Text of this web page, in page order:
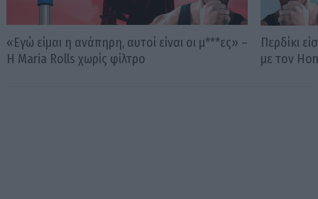
«Εγώ είμαι η ανάπηρη, αυτοί είναι οι μ***ες» –
Η Maria Rolls χωρίς φίλτρο
Περδίκι
με τον